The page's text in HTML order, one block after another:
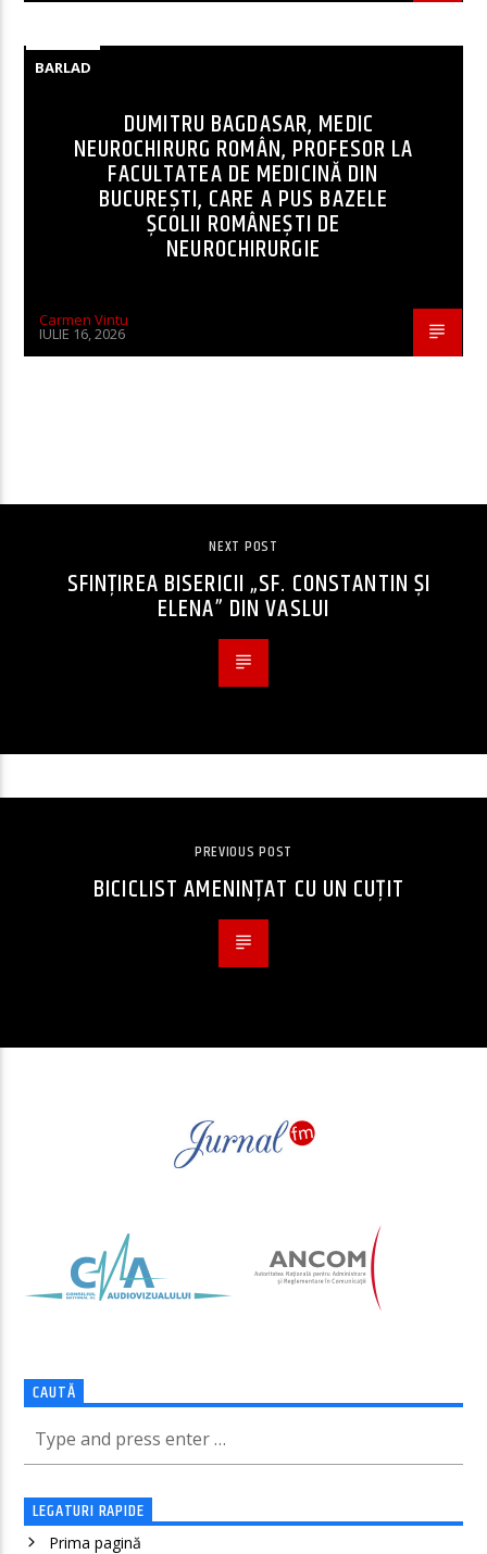
BARLAD
DUMITRU BAGDASAR, MEDIC
NEUROCHIRURG ROMÂN, PROFESOR LA
FACULTATEA DE MEDICINĂ DIN
BUCUREȘTI, CARE A PUS BAZELE
ȘCOLII ROMÂNEȘTI DE
NEUROCHIRURGIE
Carmen Vintu
IULIE 16, 2026
NEXT POST
SFINȚIREA BISERICII „SF. CONSTANTIN ȘI
ELENA” DIN VASLUI
PREVIOUS POST
BICICLIST AMENINȚAT CU UN CUȚIT
CAUTĂ
LEGATURI RAPIDE
Prima pagină